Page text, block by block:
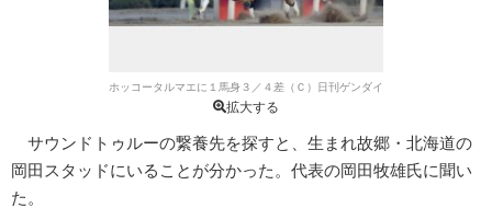
ホッコータルマエに１馬身３／４差（Ｃ）日刊ゲンダイ
拡大する
サウンドトゥルーの繋養先を探すと、生まれ故郷・北海道の
岡田スタッドにいることが分かった。代表の岡田牧雄氏に聞い
た。